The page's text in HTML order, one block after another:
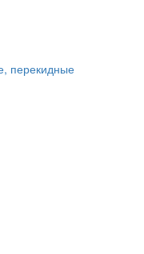
перекидные